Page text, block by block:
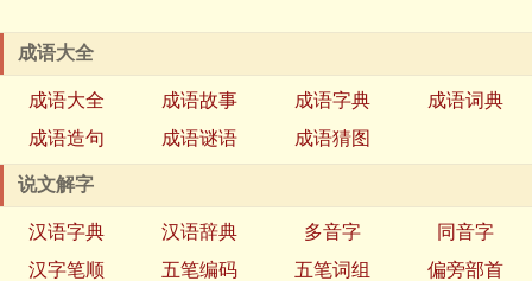
成语大全
成语大全 成语故事 成语字典
成语词典
成语造句
成语谜语 成语猜图
说文解字
汉语字典 汉语辞典 多音字
同音字
汉字笔顺
五笔编码 五笔词组
偏旁部首